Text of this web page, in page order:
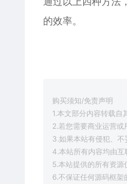
的效率。
购买须知/免责声明
1.本文部分内容转载自
2.若您需要商业运营或
3.如果本站有侵犯、不
4.本站所有内容均由互
5.本站提供的所有资
6.不保证任何源码框架